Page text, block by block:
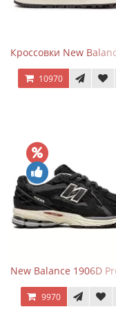
Кроссовки New
10970
New Balance 1906D
9970